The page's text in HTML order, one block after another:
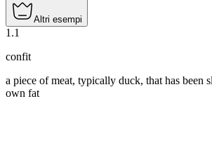
Altri esempi
1 .1
confit
a piece of meat, typically duck, that has been
own fat